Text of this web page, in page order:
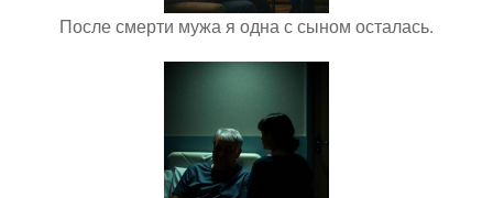
После смерти мужа я одна с сыном осталась.